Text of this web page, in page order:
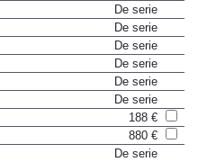
De serie
De serie
De serie
De serie
De serie
De serie
188 €
880 €
De serie